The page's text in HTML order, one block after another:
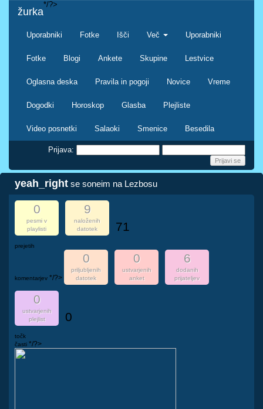
žurka
Uporabniki Fotke Išči Več Uporabniki
Fotke Blogi Ankete Skupine Lestvice
Oglasna deska Pravila in pogoji Novice Vreme
Dogodki Horoskop Glasba Plejliste
Video posnetki Salaoki Smenice Besedila
*/?>
Prijava:
yeah_right se soneim na Lezbosu
0
pesmi v
playlisti
9
naloženih
datotek
71
prejetih
komentarjev */?>
0
priljubljenih
datotek
0
ustvarjenih
anket
6
dodanih
prijateljev
0
ustvarjenih
plejlist
0
točk
časti */?>